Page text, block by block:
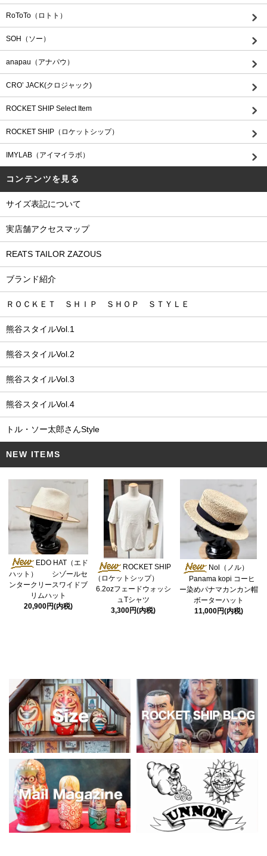
RoToTo（ロトト）
SOH（ソー）
anapau（アナパウ）
CRO’ JACK(クロジャック)
ROCKET SHIP Select Item
ROCKET SHIP（ロケットシップ）
IMYLAB（アイマイラボ）
コンテンツを見る
サイズ表記について
実店舗アクセスマップ
REATS TAILOR ZAZOUS
ブランド紹介
ＲＯＣＫＥＴ ＳＨＩＰ ＳＨＯＰ ＳＴＹＬＥ
熊谷スタイルVol.1
熊谷スタイルVol.2
熊谷スタイルVol.3
熊谷スタイルVol.4
トル・ソー太郎さんStyle
NEW ITEMS
EDO HAT（エド
ハット） シゾールセ
ンタークリースワイドブ
リムハット
20,900円(内税)
ROCKET SHIP
（ロケットシップ）
6.2ozフェードウォッシ
ュTシャツ
3,300円(内税)
Nol（ノル）
Panama kopi コーヒ
ー染めパナマカンカン帽
ボーターハット
11,000円(内税)